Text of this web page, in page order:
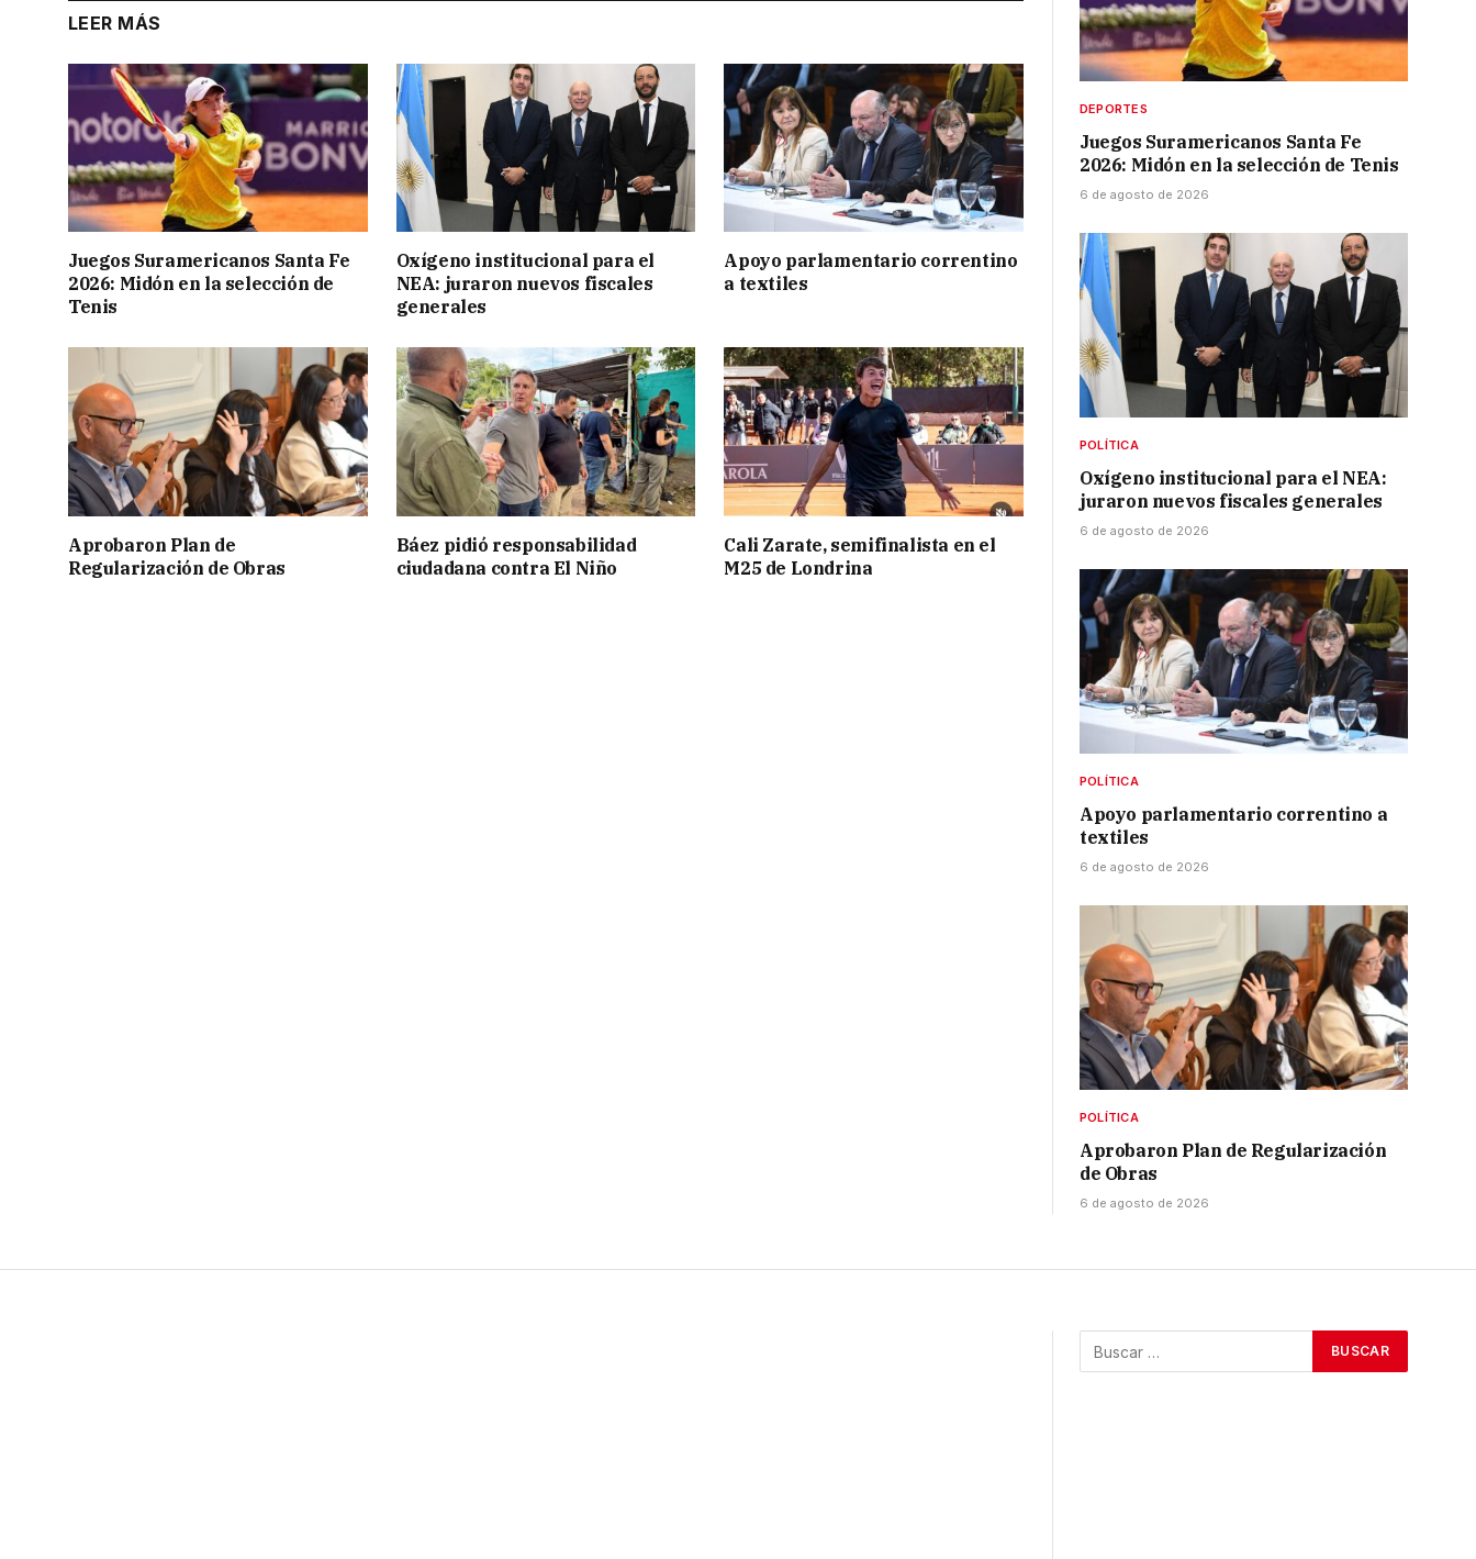
LEER MÁS
Juegos Suramericanos Santa Fe
2026: Midón en la selección de
Tenis
Oxígeno institucional para el
NEA: juraron nuevos fiscales
generales
Apoyo parlamentario correntino
a textiles
Aprobaron Plan de
Regularización de Obras
Báez pidió responsabilidad
ciudadana contra El Niño
Cali Zarate, semifinalista en el
M25 de Londrina
DEPORTES
Juegos Suramericanos Santa Fe
2026: Midón en la selección de Tenis
6 de agosto de 2026
POLÍTICA
Oxígeno institucional para el NEA:
juraron nuevos fiscales generales
6 de agosto de 2026
POLÍTICA
Apoyo parlamentario correntino a
textiles
6 de agosto de 2026
POLÍTICA
Aprobaron Plan de Regularización
de Obras
6 de agosto de 2026